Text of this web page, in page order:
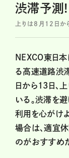
渋滞予測!
上りは8月12日
NEXCO東日
る高速道路渋
日から13日、
いる。渋滞を
利用を心がけ
場合は、適宜
のがおすすめだ